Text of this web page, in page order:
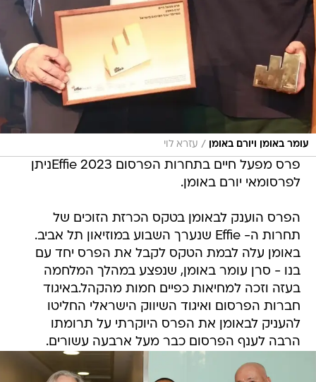
עומר באומן ויורם באומן / עזרא לוי
פרס מפעל חיים בתחרות הפרסום Effie 2023ניתן
לפרסומאי יורם באומן.
הפרס הוענק לבאומן בטקס הכרזת הזוכים של
תחרות ה- Effie שנערך השבוע במוזיאון תל אביב.
באומן עלה לבמת הטקס לקבל את הפרס יחד עם
בנו - סרן עומר באומן, שנפצע במהלך המלחמה
בעזה וזכה למחיאות כפיים חמות מהקהל.באיגוד
חברות הפרסום ואיגוד השיווק הישראלי החליטו
להעניק לבאומן את הפרס היוקרתי על תרומתו
הרבה לענף הפרסום כבר מעל ארבעה עשורים.